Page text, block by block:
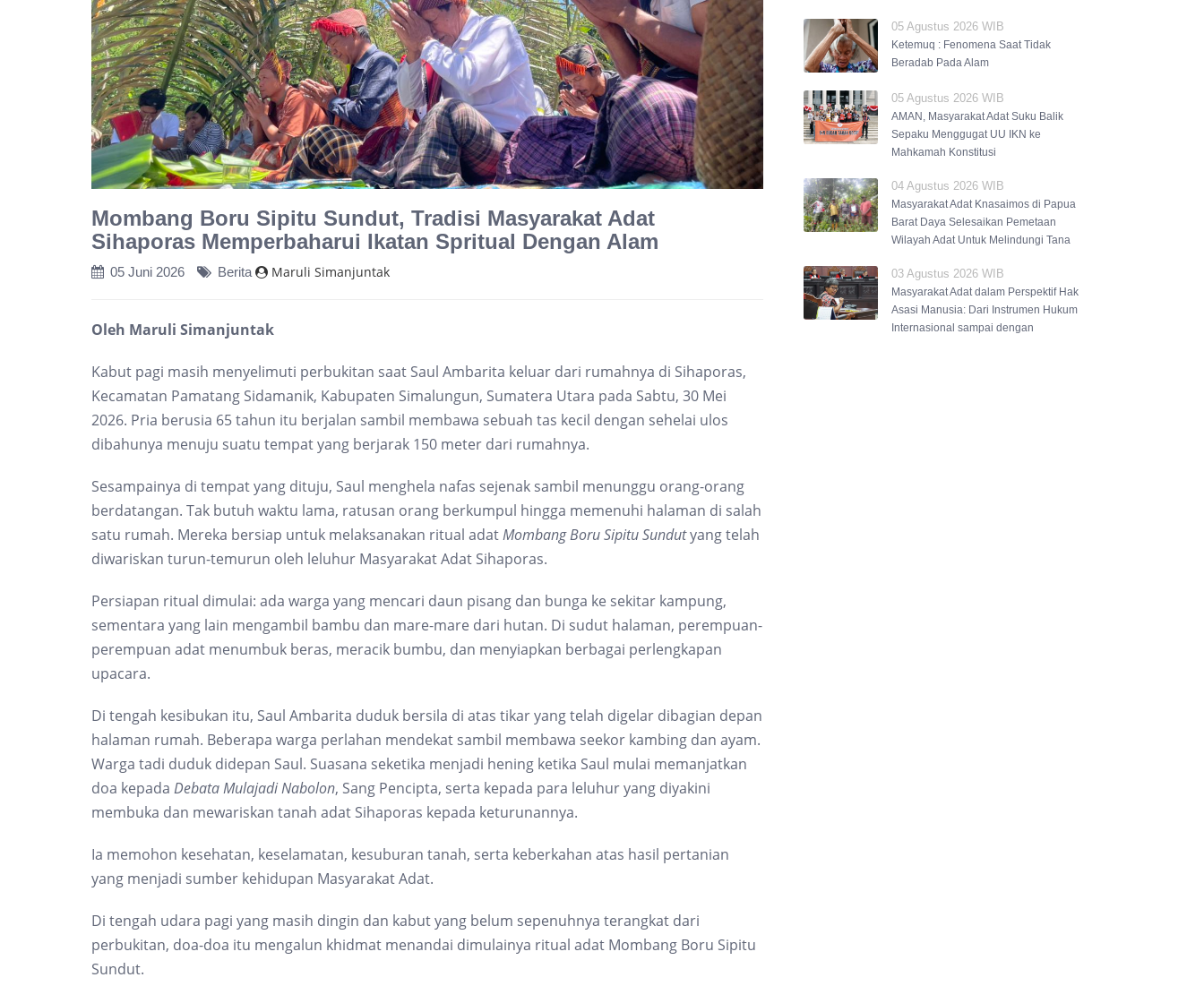
Mombang Boru Sipitu Sundut, Tradisi Masyarakat Adat
Sihaporas Memperbaharui Ikatan Spritual Dengan Alam
05 Juni 2026 Berita Maruli Simanjuntak
Oleh Maruli Simanjuntak
Kabut pagi masih menyelimuti perbukitan saat Saul Ambarita keluar dari rumahnya di Sihaporas,
Kecamatan Pamatang Sidamanik, Kabupaten Simalungun, Sumatera Utara pada Sabtu, 30 Mei
2026. Pria berusia 65 tahun itu berjalan sambil membawa sebuah tas kecil dengan sehelai ulos
dibahunya menuju suatu tempat yang berjarak 150 meter dari rumahnya.
Sesampainya di tempat yang dituju, Saul menghela nafas sejenak sambil menunggu orang-orang
berdatangan. Tak butuh waktu lama, ratusan orang berkumpul hingga memenuhi halaman di salah
satu rumah. Mereka bersiap untuk melaksanakan ritual adatMombang Boru Sipitu Sundutyang telah
diwariskan turun-temurun oleh leluhur Masyarakat Adat Sihaporas.
Persiapan ritual dimulai: ada warga yang mencari daun pisang dan bunga ke sekitar kampung,
sementara yang lain mengambil bambu dan mare-mare dari hutan. Di sudut halaman, perempuan-
perempuan adat menumbuk beras, meracik bumbu, dan menyiapkan berbagai perlengkapan
upacara.
Di tengah kesibukan itu, Saul Ambarita duduk bersila di atas tikar yang telah digelar dibagian depan
halaman rumah. Beberapa warga perlahan mendekat sambil membawa seekor kambing dan ayam.
Warga tadi duduk didepan Saul. Suasana seketika menjadi hening ketika Saul mulai memanjatkan
doa kepada Debata Mulajadi Nabolon, Sang Pencipta, serta kepada para leluhur yang diyakini
membuka dan mewariskan tanah adat Sihaporas kepada keturunannya.
Ia memohon kesehatan, keselamatan, kesuburan tanah, serta keberkahan atas hasil pertanian
yang menjadi sumber kehidupan Masyarakat Adat.
Di tengah udara pagi yang masih dingin dan kabut yang belum sepenuhnya terangkat dari
perbukitan, doa-doa itu mengalun khidmat menandai dimulainya ritual adat Mombang Boru Sipitu
Sundut.
05 Agustus 2026 WIB
Ketemuq : Fenomena Saat Tidak
Beradab Pada Alam
05 Agustus 2026 WIB
AMAN, Masyarakat Adat Suku Balik
Sepaku Menggugat UU IKN ke
Mahkamah Konstitusi
04 Agustus 2026 WIB
Masyarakat Adat Knasaimos di Papua
Barat Daya Selesaikan Pemetaan
Wilayah Adat Untuk Melindungi Tana
03 Agustus 2026 WIB
Masyarakat Adat dalam Perspektif Hak
Asasi Manusia: Dari Instrumen Hukum
Internasional sampai dengan